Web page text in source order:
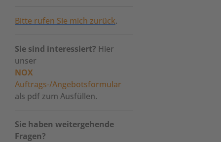
Bitte rufen Sie mich zurück.
Sie sind interessiert? Hier
unser
NOX
Auftrags-/Angebotsformular
als pdf zum Ausfüllen.
Sie haben weitergehende
Fragen?